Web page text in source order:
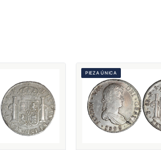
PIEZA ÚNICA